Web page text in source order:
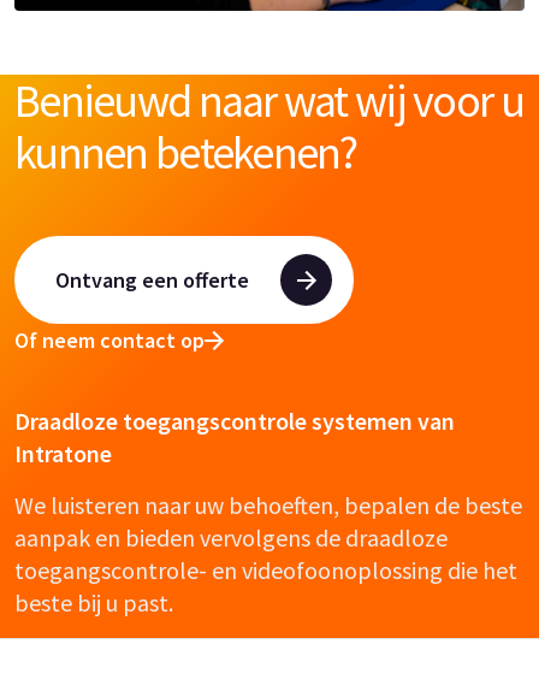
Benieuwd naar wat wij voor u
kunnen betekenen?
Ontvang een offerte
Of neem contact op
Draadloze toegangscontrole systemen van
Intratone
We luisteren naar uw behoeften, bepalen de beste
aanpak en bieden vervolgens de draadloze
toegangscontrole- en videofoonoplossing die het
beste bij u past.